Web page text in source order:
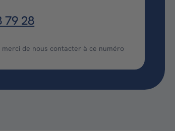
79 28
de nous contacter à ce numéro